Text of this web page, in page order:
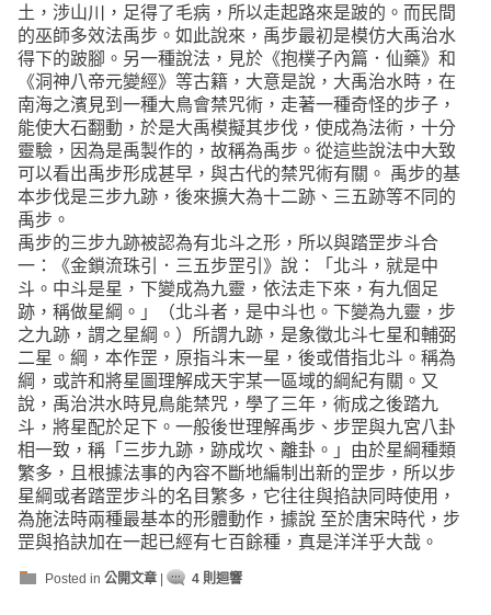
土，涉山川，足得了毛病，所以走起路來是跛的。而民間
的巫師多效法禹步。如此說來，禹步最初是模仿大禹治水
得下的跛腳。另一種說法，見於《抱樸子內篇．仙藥》和
《洞神八帝元變經》等古籍，大意是說，大禹治水時，在
南海之濱見到一種大鳥會禁咒術，走著一種奇怪的步子，
能使大石翻動，於是大禹模擬其步伐，使成為法術，十分
靈驗，因為是禹製作的，故稱為禹步。從這些說法中大致
可以看出禹步形成甚早，與古代的禁咒術有關。 禹步的基
本步伐是三步九跡，後來擴大為十二跡、三五跡等不同的
禹步。
禹步的三步九跡被認為有北斗之形，所以與踏罡步斗合
一：《金鎖流珠引．三五步罡引》說：「北斗，就是中
斗。中斗是星，下變成為九靈，依法走下來，有九個足
跡，稱做星綱。」（北斗者，是中斗也。下變為九靈，步
之九跡，謂之星綱。）所謂九跡，是象徵北斗七星和輔弼
二星。綱，本作罡，原指斗末一星，後或借指北斗。稱為
綱，或許和將星圖理解成天宇某一區域的綱紀有關。又
說，禹治洪水時見鳥能禁咒，學了三年，術成之後踏九
斗，將星配於足下。一般後世理解禹步、步罡與九宮八卦
相一致，稱「三步九跡，跡成坎、離卦。」由於星綱種類
繁多，且根據法事的內容不斷地編制出新的罡步，所以步
星綱或者踏罡步斗的名目繁多，它往往與掐訣同時使用，
為施法時兩種最基本的形體動作，據說 至於唐宋時代，步
罡與掐訣加在一起已經有七百餘種，真是洋洋乎大哉。
Posted in 公開文章 | 4 則迴響